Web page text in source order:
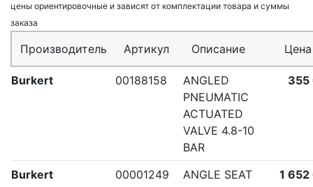
цены ориентировочные и зависят от комплектации товара и суммы
заказа
Производитель Артикул Описание Цена
Burkert 00188158
ANGLED
PNEUMATIC
ACTUATED
VALVE 4.8-10
BAR
355
Burkert 00001249
ANGLE SEAT
1 652